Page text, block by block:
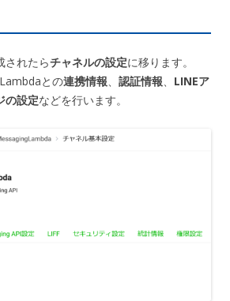
されたらチャネルの設定に移ります。
との連携情報 認証情報
LINEア
の設定などを行います。